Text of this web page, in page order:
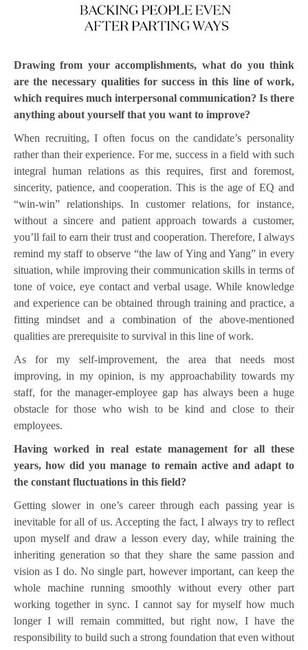
Drawing from your accomplishments, what do you think
are the necessary qualities for success in this line of work,
which requires much interpersonal communication? Is there
anything about yourself that you want to improve?
When recruiting, I often focus on the candidate’s personality
rather than their experience. For me, success in a field with such
integral human relations as this requires, first and foremost,
sincerity, patience, and cooperation. This is the age of EQ and
“win-win” relationships. In customer relations, for instance,
without a sincere and patient approach towards a customer,
you’ll fail to earn their trust and cooperation. Therefore, I always
remind my staff to observe “the law of Ying and Yang” in every
situation, while improving their communication skills in terms of
tone of voice, eye contact and verbal usage. While knowledge
and experience can be obtained through training and practice, a
fitting mindset and a combination of the above-mentioned
qualities are prerequisite to survival in this line of work.
As for my self-improvement, the area that needs most
improving, in my opinion, is my approachability towards my
staff, for the manager-employee gap has always been a huge
obstacle for those who wish to be kind and close to their
employees.
Having worked in real estate management for all these
years, how did you manage to remain active and adapt to
the constant fluctuations in this field?
Getting slower in one’s career through each passing year is
inevitable for all of us. Accepting the fact, I always try to reflect
upon myself and draw a lesson every day, while training the
inheriting generation so that they share the same passion and
vision as I do. No single part, however important, can keep the
whole machine running smoothly without every other part
working together in sync. I cannot say for myself how much
longer I will remain committed, but right now, I have the
responsibility to build such a strong foundation that even without